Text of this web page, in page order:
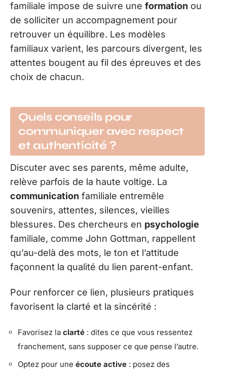
familiale impose de suivre une formation ou
de solliciter un accompagnement pour
retrouver un équilibre. Les modèles
familiaux varient, les parcours divergent, les
attentes bougent au fil des épreuves et des
choix de chacun.
Quels conseils pour
communiquer avec respect
et authenticité ?
Discuter avec ses parents, même adulte,
relève parfois de la haute voltige. La
communication familiale entremêle
souvenirs, attentes, silences, vieilles
blessures. Des chercheurs en psychologie
familiale, comme John Gottman, rappellent
qu’au-delà des mots, le ton et l’attitude
façonnent la qualité du lien parent-enfant.
Pour renforcer ce lien, plusieurs pratiques
favorisent la clarté et la sincérité :
Favorisez la clarté : dites ce que vous ressentez
franchement, sans supposer ce que pense l’autre.
Optez pour une écoute active : posez des